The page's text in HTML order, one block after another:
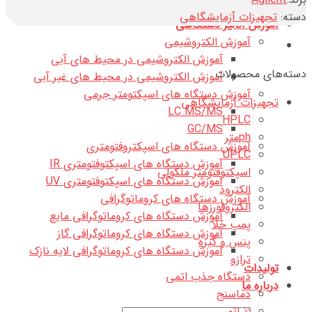
تماس با ما
آموزش آنالیز دستگاهی
آموزش الکتروشیمی
آموزش الکتروشیمی در محیط های آبی
آموزش الکتروشیمی در محیط های غیر آبی
آموزش دستگاه های اسپکتومتر جرمی
LC MS/MS
GC/MS
آموزش دستگاه های اسپکتروفتومتری
آموزش دستگاه های اسپکتوفتومتری IR
آموزش دستگاه های اسپکتوفتومتری UV
آموزش دستگاه های کروماتوگرافی
آموزش دستگاه های کروماتوگرافی مایع
آموزش دستگاه های کروماتوگرافی گاز
آموزش دستگاه های کروماتوگرافی لایه نازک
تولیدات
درباره ما
دسته: تجهیزات آزمایشگاهی
دسته‌های محصولات
تجهیزات آزمایشگاهی
HPLC
phمتر
UPLC
اسپکتوفتومتر ملکولی
الکترود
الکتروفورزها
پمپ خلا
پنس و گیره
ترازو
دستگاه جذب اتمی
دماسنج